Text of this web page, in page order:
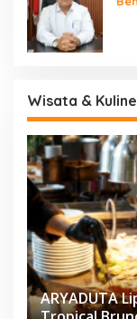
Wisata &
ARYADUTA